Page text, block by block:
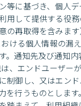
等に基づき、個人
用して提供する
の再取得を含みま
ける個人情報の漏
。通知先及び通知
、エンドユーザー
制御し、又はエン
を行うものとします